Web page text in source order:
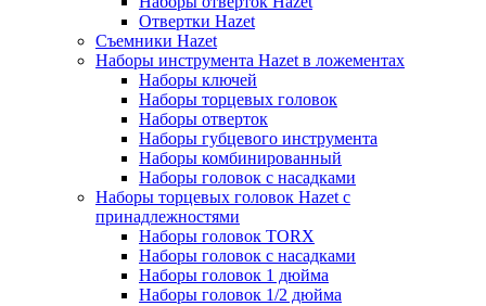
Отвертки Hazet
Съемники Hazet
Наборы инструмента Hazet в ложементах
Наборы ключей
Наборы торцевых головок
Наборы отверток
Наборы губцевого инструмента
Наборы комбинированный
Наборы головок с насадками
Наборы торцевых головок Hazet с
принадлежностями
Наборы головок TORX
Наборы головок с насадками
Наборы головок 1 дюйма
Наборы головок 1/2 дюйма